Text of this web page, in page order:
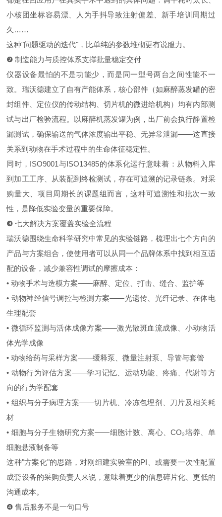
小核团坐标容易漂、人为手抖导致注射偏差、新手培训周期过
久……
这种"问题驱动的迭代"，比单纯的参数堆砌更有说服力。
❷ 制造能力与质控体系支撑批量稳定交付
仪器设备最怕的不是功能少，而是同一型号两台之间性能不一
致。瑞沃德建立了自有产能体系，核心部件（如麻醉蒸发罐的密
封组件、定位仪的传动结构、切片机的微进给机构）均有内部测
试与出厂检验流程。以麻醉机蒸发罐为例，出厂前会执行静置检
漏测试，确保输送的气体浓度输出平稳、无异常泄漏——这直接
关系到动物在手术过程中的生命体征稳定性。
同时，ISO9001与ISO13485的体系化运行意味着：从物料入库
到加工工序、从装配到终检测试，存在可追溯的记录链条。对采
购量大、项目周期长的课题组而言，这种可追溯性和批次一致
性，是降低实验变量的重要保障。
❸ 七大解决方案覆盖实验全流程
瑞沃德围绕生命科学研究中常见的实验链路，梳理出七个方向的
产品与方案组合，使使用者可以从同一个品牌体系中找到相互适
配的设备，减少兼容性调试的摩擦成本：
• 动物手术与造模方案——麻醉、定位、打击、缝合、监护等
• 动物神经信号调控与检测方案——光遗传、光纤记录、在体电
生理配套
• 微循环监测与活体成像方案——激光散斑血流成像、小动物活
体光学成像
• 动物给药与采样方案——缓释泵、微量注射泵、导管与套管
• 动物行为评估方案——学习记忆、运动功能、疼痛、代谢等方
向的行为学配套
• 组织与分子病理方案——切片机、冷冻包埋剂、刀片及相关耗
材
• 细胞与分子生物研究方案——细胞计数、离心、CO₂培养、单
细胞悬液制备等
这种"方案化"的思路，对刚组建实验室的PI、或需要一次性配置
成套设备的采购负责人来说，意味着更少的信息碎片化、更低的
沟通成本。
❹ 售后服务不是一句口号